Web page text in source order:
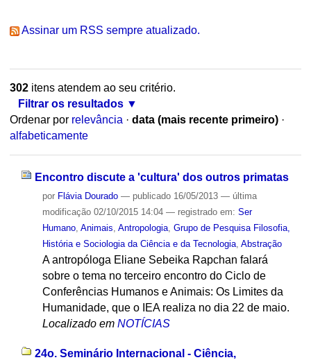
Assinar um RSS sempre atualizado.
302itens atendem ao seu critério.
Filtrar os resultados
Ordenar por relevância · data (mais recente primeiro) ·
alfabeticamente
Encontro discute a 'cultura' dos outros primatas
por Flávia Dourado — publicado16/05/2013 — última
modificação02/10/2015 14:04 — registrado em: Ser
Humano, Animais Antropologia, Grupo de Pesquisa Filosofia,
História e Sociologia da Ciência e da Tecnologia, Abstração
A antropóloga Eliane Sebeika Rapchan falará
sobre o tema no terceiro encontro do Ciclo de
Conferências Humanos e Animais: Os Limites da
Humanidade, que o IEA realiza no dia 22 de maio.
Localizado em NOTÍCIAS
24o. Seminário Internacional - Ciência,